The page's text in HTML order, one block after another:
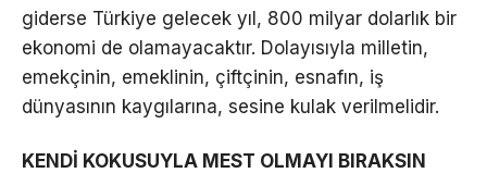
giderse Türkiye gelecek yıl, 800 milyar dolarlık bir
ekonomi de olamayacaktır. Dolayısıyla milletin,
emekçinin, emeklinin, çiftçinin, esnafın, iş
dünyasının kaygılarına, sesine kulak verilmelidir.
KENDİ KOKUSUYLA MEST OLMAYI BIRAKSIN